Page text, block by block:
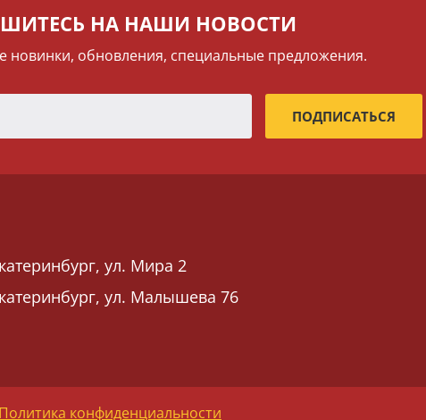
НА НАШИ НОВОСТИ
новинки, обновления, специальные предложения.
ул. Мира 2
ул. Малышева 76
Политика конфиденциальности